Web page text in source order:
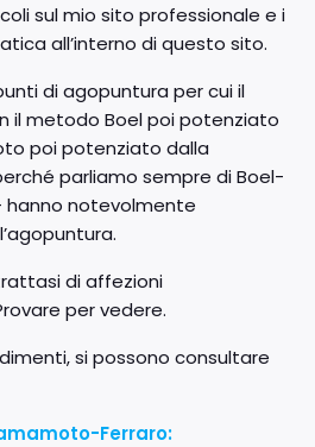
sul mio sito professionale e i
all’interno di questo sito.
di agopuntura per cui il
il metodo Boel poi potenziato
poi potenziato dalla
parliamo sempre di Boel-
hanno notevolmente
di affezioni
per vedere.
si possono consultare
Ferraro: